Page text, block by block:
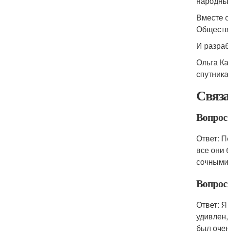
Вместе
И
Ольга
Ответ:
все они
Ответ:
был